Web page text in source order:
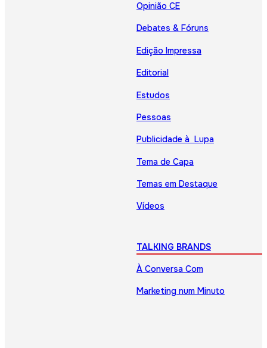
Opinião CE
Debates & Fóruns
Edição Impressa
Editorial
Estudos
Pessoas
Publicidade à Lupa
Tema de Capa
Temas em Destaque
Vídeos
TALKING BRANDS
À Conversa Com
Marketing num Minuto